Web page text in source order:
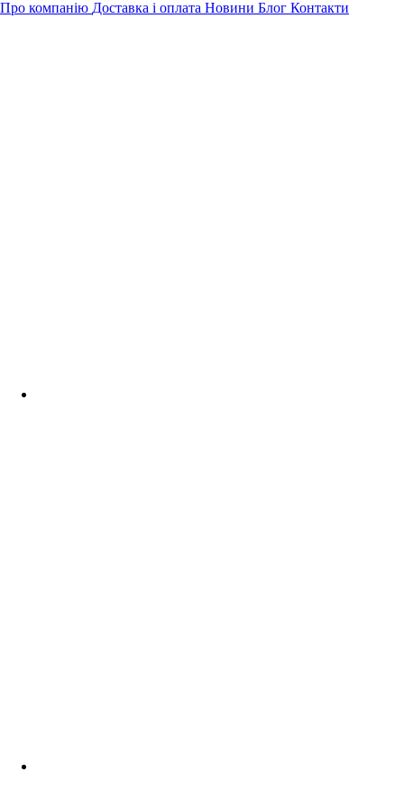
Про компанію Доставка і оплата Новини Блог Контакти